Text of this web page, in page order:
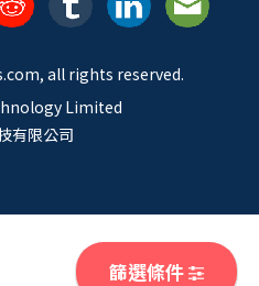
篩選條件
.com, all rights reserved.
Limited
有限公司